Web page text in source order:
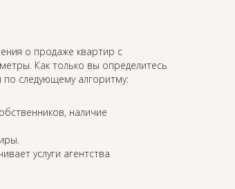
о продаже квартир с
Как только вы определитесь
по следующему алгоритму:
наличие
услуги агентства